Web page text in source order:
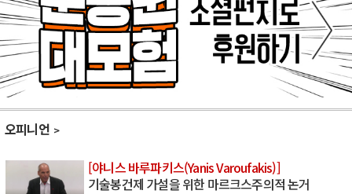
오피니언
[야니스 바루파키스(Yanis Varoufakis)]
기술봉건제 가설을 위한 마르크스주의적 논거